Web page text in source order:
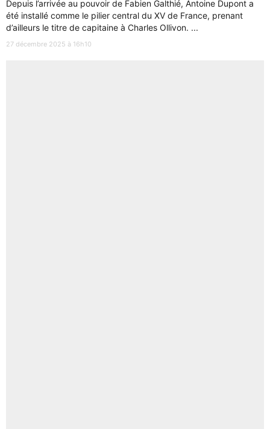
Depuis l’arrivée au pouvoir de Fabien Galthié, Antoine Dupont a
été installé comme le pilier central du XV de France, prenant
d’ailleurs le titre de capitaine à Charles Ollivon. ...
27 décembre 2025 à 16h10